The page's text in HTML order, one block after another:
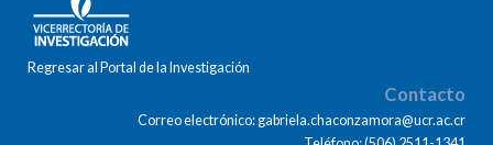
Regresar al Portal de la Investigación
Contacto
Correo electrónico: gabriela.chaconzamora@ucr.ac.cr